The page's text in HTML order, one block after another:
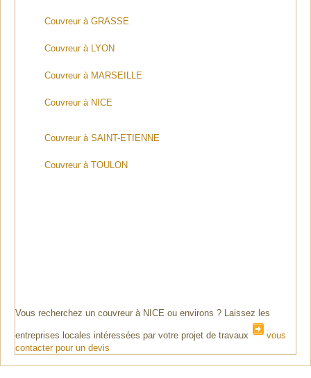
Couvreur à GRASSE
Couvreur à LYON
Couvreur à MARSEILLE
Couvreur à NICE
Couvreur à SAINT-ETIENNE
Couvreur à TOULON
Vous recherchez un couvreur à NICE ou environs ? Laissez les
entreprises locales intéressées par votre projet de travaux
vous
contacter pour un devis